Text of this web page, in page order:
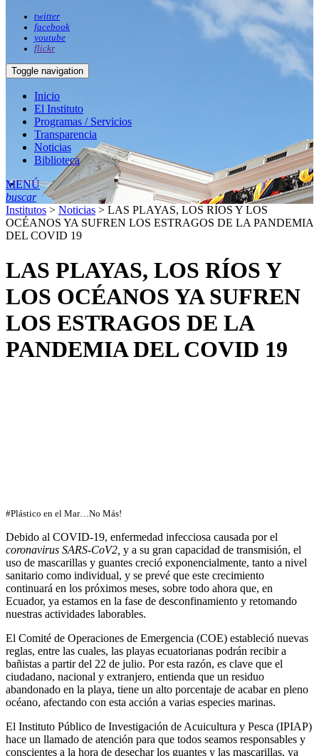
twitter
facebook
youtube
flickr
Toggle navigation
Inicio
El Instituto
Programas / Servicios
Transparencia
Noticias
Biblioteca
MENÚ
buscar
Institutos > Noticias > LAS PLAYAS, LOS RÍOS Y LOS
OCÉANOS YA SUFREN LOS ESTRAGOS DE LA PANDEMIA
DEL COVID 19
LAS PLAYAS, LOS RÍOS Y
LOS OCÉANOS YA SUFREN
LOS ESTRAGOS DE LA
PANDEMIA DEL COVID 19
#Plástico en el Mar…No Más!
Debido al COVID-19, enfermedad infecciosa causada por el
coronavirus SARS-CoV2, y a su gran capacidad de transmisión, el
uso de mascarillas y guantes creció exponencialmente, tanto a nivel
sanitario como individual, y se prevé que este crecimiento
continuará en los próximos meses, sobre todo ahora que, en
Ecuador, ya estamos en la fase de desconfinamiento y retomando
nuestras actividades laborables.
El Comité de Operaciones de Emergencia (COE) estableció nuevas
reglas, entre las cuales, las playas ecuatorianas podrán recibir a
bañistas a partir del 22 de julio. Por esta razón, es clave que el
ciudadano, nacional y extranjero, entienda que un residuo
abandonado en la playa, tiene un alto porcentaje de acabar en pleno
océano, afectando con esta acción a varias especies marinas.
El Instituto Público de Investigación de Acuicultura y Pesca (IPIAP)
hace un llamado de atención para que todos seamos responsables y
conscientes a la hora de desechar los guantes y las mascarillas, ya